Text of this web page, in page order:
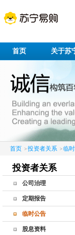
首页 关于苏
首页 >投资者关系 >临
投资者关系
公司治理
公司治理简介
股东会
监事会
定期报告
临时公告
股息资料